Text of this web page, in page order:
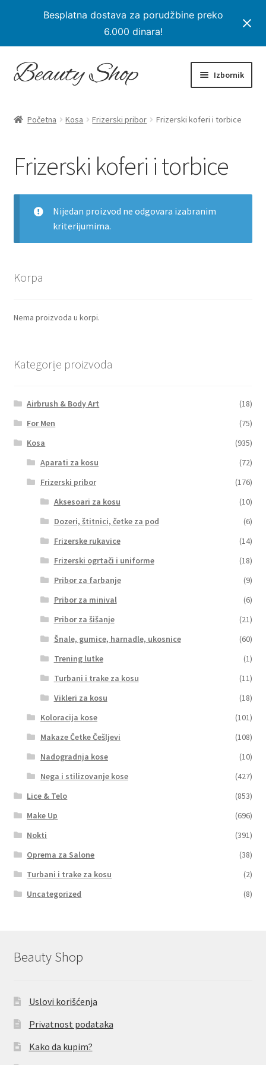
Besplatna dostava za porudžbine preko
6.000 dinara!
Preskoči
na
Skoči
na
Izbornik
Kosa
Frizerski pribor
Proširi
Pribor za šišanje
Šnale, gumice, harnadle, ukosnice
Frizerski ogrtači i uniforme
Trening lutke
Aparati za kosu
Koloracija kose
Proširi
Makaze Četke Češljevi
Proširi
Proširi
Nega i stilizovanje kose
Proširi
Nokti
Lice & Telo
Proširi
Make Up
Proširi
Oprema za Salone
Proširi
Airbrush & Body Art
Moj nalog
Korpa
Lista Želja
Početna Kosa Frizerski pribor Frizerski koferi i torbice
Frizerski koferi i torbice
Nijedan proizvod ne odgovara izabranim
kriterijumima.
Korpa
Nema proizvoda u korpi.
Kategorije proizvoda
Airbrush & Body Art
(18)
For Men
(75)
Kosa
(935)
Aparati za kosu
(72)
Frizerski pribor
(176)
Aksesoari za kosu
(10)
Dozeri, štitnici, četke za pod
(6)
Frizerske rukavice
(14)
Frizerski ogrtači i uniforme
(18)
Pribor za farbanje
(9)
Pribor za minival
(6)
Pribor za šišanje
(21)
Šnale, gumice, harnadle, ukosnice
(60)
Trening lutke
(1)
Turbani i trake za kosu
(11)
Vikleri za kosu
(18)
Koloracija kose
(101)
Makaze Četke Češljevi
(108)
Nadogradnja kose
(10)
Nega i stilizovanje kose
(427)
Lice & Telo
(853)
Make Up
(696)
Nokti
(391)
Oprema za Salone
(38)
Turbani i trake za kosu
(2)
Uncategorized
(8)
Beauty Shop
Uslovi korišćenja
Privatnost podataka
Kako da kupim?